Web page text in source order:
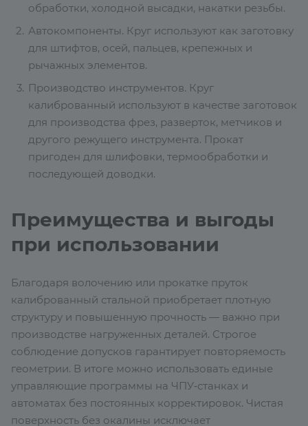
обработки, холодной высадки, накатки резьбы.
Автокомпоненты. Круг используют как заготовку
для штифтов, осей, пальцев, крепежных и
рычажных элементов.
Производство инструментов. Круг
калиброванный используют в качестве заготовок
для производства фрез, разверток, метчиков и
другого режущего инструмента. Прокат
пригоден для шлифовки, термообработки и
последующей доводки.
Преимущества и выгоды
при использовании
Благодаря волочению или прокатке пруток
калиброванный стальной приобретает плотную
структуру и повышенную прочность — важно при
производстве нагруженных деталей. Строгое
соблюдение допусков гарантирует повторяемость
геометрии. В итоге можно использовать единые
управляющие программы на ЧПУ‑станках и
автоматах без постоянных корректировок. Чистая
поверхность без окалины исключает